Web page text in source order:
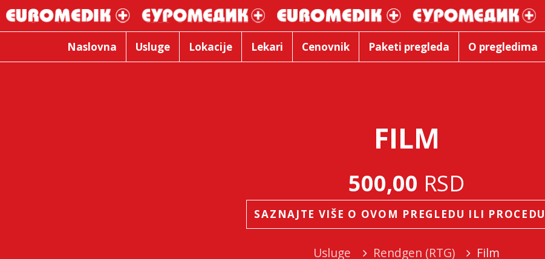
Naslovna Usluge Lokacije Lekari Cenovnik Paketi pregleda O pregledima
FILM
500,00 RSD
SAZNAJTE VIŠE O OVOM PREGLEDU ILI
Usluge Rendgen (RTG) Film